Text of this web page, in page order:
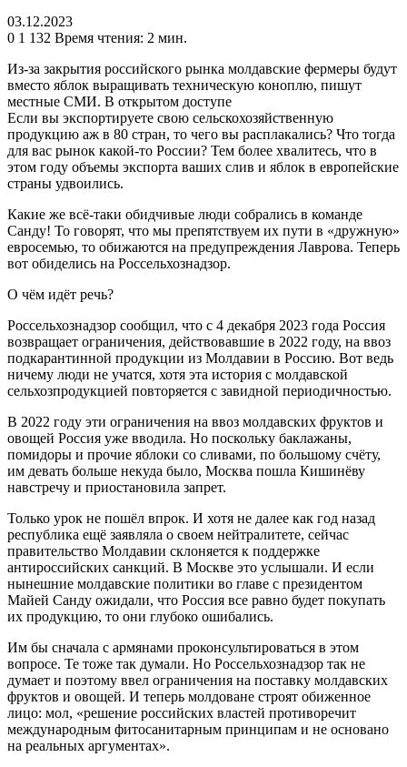
03.12.2023
0 1 132 Время чтения: 2 мин.
Из-за закрытия российского рынка молдавские фермеры будут
вместо яблок выращивать техническую коноплю, пишут
местные СМИ. В открытом доступе
Если вы экспортируете свою сельскохозяйственную
продукцию аж в 80 стран, то чего вы расплакались? Что тогда
для вас рынок какой-то России? Тем более хвалитесь, что в
этом году объемы экспорта ваших слив и яблок в европейские
страны удвоились.
Какие же всё-таки обидчивые люди собрались в команде
Санду! То говорят, что мы препятствуем их пути в «дружную»
евросемью, то обижаются на предупреждения Лаврова. Теперь
вот обиделись на Россельхознадзор.
О чём идёт речь?
Россельхознадзор сообщил, что с 4 декабря 2023 года Россия
возвращает ограничения, действовавшие в 2022 году, на ввоз
подкарантинной продукции из Молдавии в Россию. Вот ведь
ничему люди не учатся, хотя эта история с молдавской
сельхозпродукцией повторяется с завидной периодичностью.
В 2022 году эти ограничения на ввоз молдавских фруктов и
овощей Россия уже вводила. Но поскольку баклажаны,
помидоры и прочие яблоки со сливами, по большому счёту,
им девать больше некуда было, Москва пошла Кишинёву
навстречу и приостановила запрет.
Только урок не пошёл впрок. И хотя не далее как год назад
республика ещё заявляла о своем нейтралитете, сейчас
правительство Молдавии склоняется к поддержке
антироссийских санкций. В Москве это услышали. И если
нынешние молдавские политики во главе с президентом
Майей Санду ожидали, что Россия все равно будет покупать
их продукцию, то они глубоко ошибались.
Им бы сначала с армянами проконсультироваться в этом
вопросе. Те тоже так думали. Но Россельхознадзор так не
думает и поэтому ввел ограничения на поставку молдавских
фруктов и овощей. И теперь молдоване строят обиженное
лицо: мол, «решение российских властей противоречит
международным фитосанитарным принципам и не основано
на реальных аргументах».